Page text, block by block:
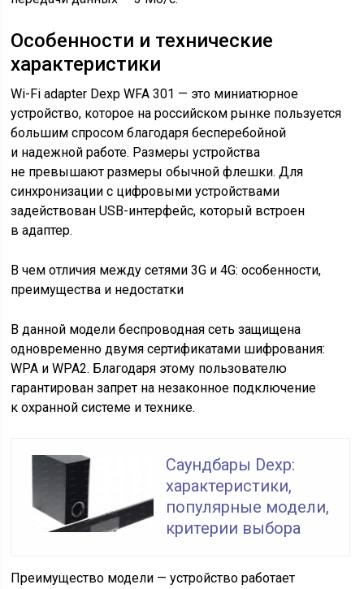
Особенности и технические
характеристики
Wi-Fi adapter Dexp WFA 301 — это миниатюрное
устройство, которое на российском рынке пользуется
большим спросом благодаря бесперебойной
и надежной работе. Размеры устройства
не превышают размеры обычной флешки. Для
синхронизации с цифровыми устройствами
задействован USB-интерфейс, который встроен
в адаптер.
В чем отличия между сетями 3G и 4G: особенности,
преимущества и недостатки
В данной модели беспроводная сеть защищена
одновременно двумя сертификатами шифрования:
WPA и WPA2. Благодаря этому пользователю
гарантирован запрет на незаконное подключение
к охранной системе и технике.
Саундбары Dexp:
характеристики,
популярные модели,
критерии выбора
Преимущество модели — устройство работает